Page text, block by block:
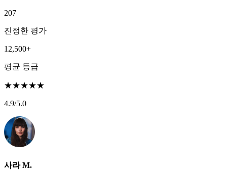
207
진정한 평가
12,500+
평균 등급
★★★★★
4.9/5.0
사라 M.